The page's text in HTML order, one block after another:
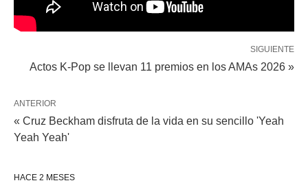
SIGUIENTE
Actos K-Pop se llevan 11 premios en los AMAs 2026 »
ANTERIOR
« Cruz Beckham disfruta de la vida en su sencillo 'Yeah
Yeah Yeah'
HACE 2 MESES